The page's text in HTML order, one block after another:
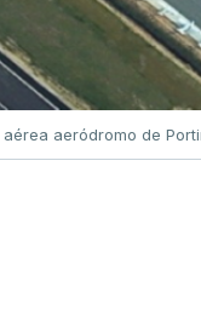
aérea aeródromo de